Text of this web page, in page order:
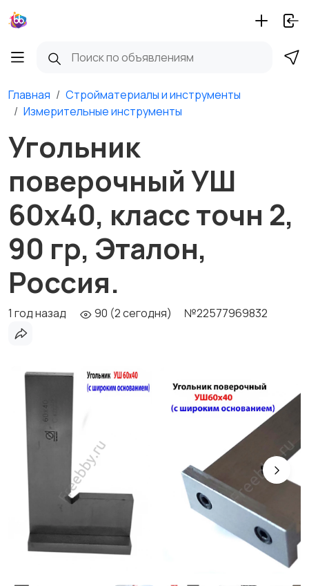
Главная
Стройматериалы и инструменты
Измерительные инструменты
Угольник
поверочный УШ
60х40, класс точн 2,
90 гр, Эталон,
Россия.
1 год назад 90 (2 сегодня) №22577969832